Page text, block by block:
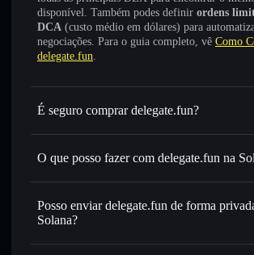
disponível. Também podes definir ordens
DCA (custo médio em dólares) para
negociações. Para o guia completo, vê Como
delegate.fun.
É seguro comprar delegate.fun?
delegate.fun não está verificado
O que posso fazer com delegate.fun na
delegate.fun
Carteira Solflare
Trocar instantaneamente— trocar DEL
ou milhares de outros tokens Solana com
disponível
Posso enviar delegate.fun de forma
Solana?
Agregador de